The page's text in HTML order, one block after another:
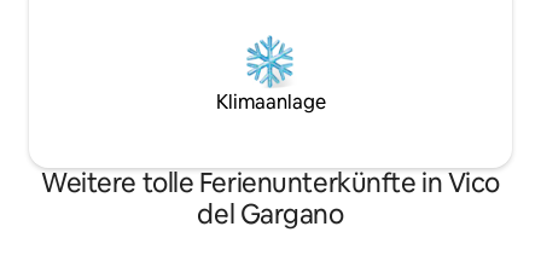
Klimaanlage
Weitere tolle Ferienunterkünfte in Vico
del Gargano